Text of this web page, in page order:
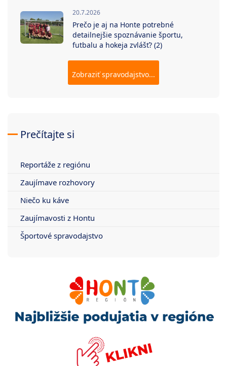
20.7.2026
Prečo je aj na Honte potrebné
detailnejšie spoznávanie športu,
futbalu a hokeja zvlášť? (2)
Zobraziť spravodajstvo...
Prečítajte si
Reportáže z regiónu
Zaujímave rozhovory
Niečo ku káve
Zaujímavosti z Hontu
Športové spravodajstvo